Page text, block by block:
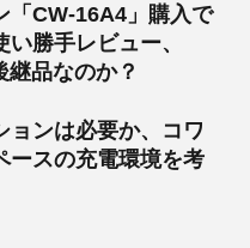
「CW-16A4」購入で
勝手レビュー、
継品なのか？
ョンは必要か、コワ
ースの充電環境を考